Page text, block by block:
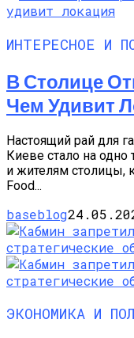
ИНТЕРЕСНОЕ И
В Столице
Чем Удивит
Настоящий рай для
Киеве стало на одно
и жителям столицы,
Food...
baseblog
ЭКОНОМИКА И